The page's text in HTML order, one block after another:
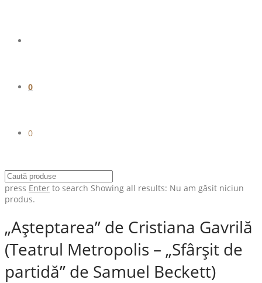
0
0
press Enter to search Showing all results: Nu am găsit niciun
produs.
„Aşteptarea” de Cristiana Gavrilă
(Teatrul Metropolis – „Sfârşit de
partidă” de Samuel Beckett)